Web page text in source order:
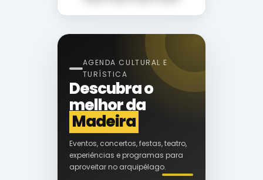
AGENDA CULTURAL E
TURÍSTICA
Descubra o
melhor da
Madeira
Eventos, concertos, festas, teatro,
experiências e programas para
aproveitar no arquipélago.